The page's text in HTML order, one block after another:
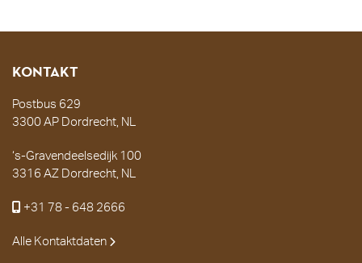
KONTAKT
Postbus 629
3300 AP Dordrecht, NL
‘s-Gravendeelsedijk 100
3316 AZ Dordrecht, NL
+31 78 - 648 2666
Alle Kontaktdaten